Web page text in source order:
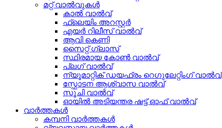
മറ്റ് വാൽവുകൾ
കാൽ വാൽവ്
ഫ്ലെയിം അറസ്റ്റർ
എയർ റിലീസ് വാൽവ്
ആവി കെണി
സൈറ്റ് ഗ്ലാസ്
സ്ഥിരമായ കോൺ വാൽവ്
പ്ലഗ് വാൽവ്
ന്യൂമാറ്റിക് ഡയഫ്രം റെഗുലേറ്റിംഗ് വാൽവ്
സ്ഫോടന ആശ്വാസ വാൽവ്
സൂചി വാൽവ്
ഓയിൽ അടിയന്തര ഷട്ട് ഓഫ് വാൽവ്
വാർത്തകൾ
കമ്പനി വാർത്തകൾ